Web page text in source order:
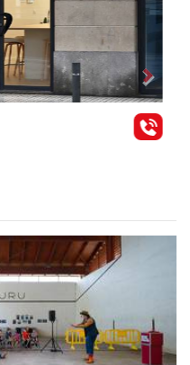
Next